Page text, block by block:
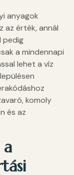
anyagok
az érték, annál
pedig
a mindennapi
lehet a víz
komoly
és az